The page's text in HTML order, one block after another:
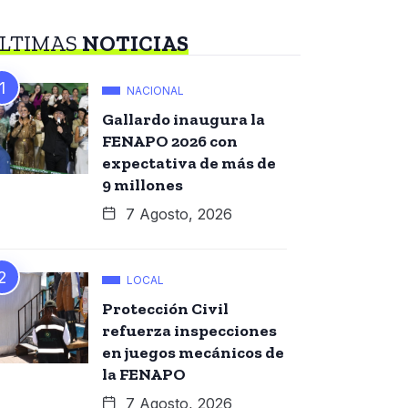
NOTICIAS
NACIONAL
Gallardo inaugura la
FENAPO 2026 con
expectativa de más de
9 millones
7 Agosto, 2026
LOCAL
Protección Civil
refuerza inspecciones
en juegos mecánicos de
la FENAPO
7 Agosto, 2026